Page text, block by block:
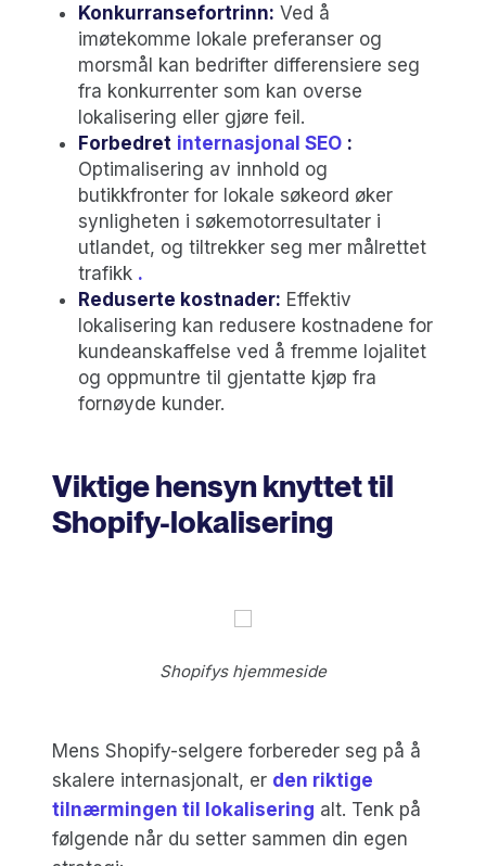
Konkurransefortrinn: Ved å
imøtekomme lokale preferanser og
morsmål kan bedrifter differensiere seg
fra konkurrenter som kan overse
lokalisering eller gjøre feil.
Forbedret internasjonal SEO :
Optimalisering av innhold og
butikkfronter for lokale søkeord øker
synligheten i søkemotorresultater i
utlandet, og tiltrekker seg mer målrettet
trafikk .
Reduserte kostnader: Effektiv
lokalisering kan redusere kostnadene for
kundeanskaffelse ved å fremme lojalitet
og oppmuntre til gjentatte kjøp fra
fornøyde kunder.
Viktige hensyn knyttet til
Shopify-lokalisering
Shopifys hjemmeside
Mens Shopify-selgere forbereder seg på å
skalere internasjonalt, er den riktige
tilnærmingen til lokalisering alt. Tenk på
følgende når du setter sammen din egen